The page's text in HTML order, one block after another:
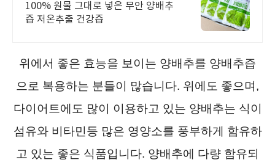
추즙 100포 특가할인!
100% 원물 그대로 넣은 무안 양배추
즙 저온추출 건강즙
위에서 좋은 효능을 보이는 양배추를 양배추즙
으로 복용하는 분들이 많습니다. 위에도 좋으며,
다이어트에도 많이 이용하고 있는 양배추는 식이
섬유와 비타민등 많은 영양소를 풍부하게 함유하
고 있는 좋은 식품입니다. 양배추에 다량 함유되